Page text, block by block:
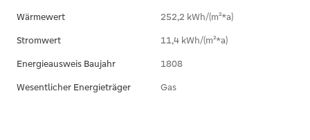
Wärmewert
252,2 kWh/(m²*a)
Stromwert
11,4 kWh/(m²*a)
Energieausweis Baujahr
1808
Wesentlicher Energieträger
Gas